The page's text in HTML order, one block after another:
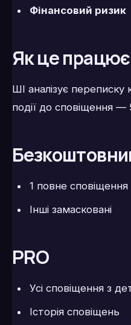
Фінансовий ризик
Як це працює
ШІ аналізує переписку
події до сповіщення —
1 повне сповіщення
Інші замасковані
PRO
Усі сповіщення з
Історія сповіщень